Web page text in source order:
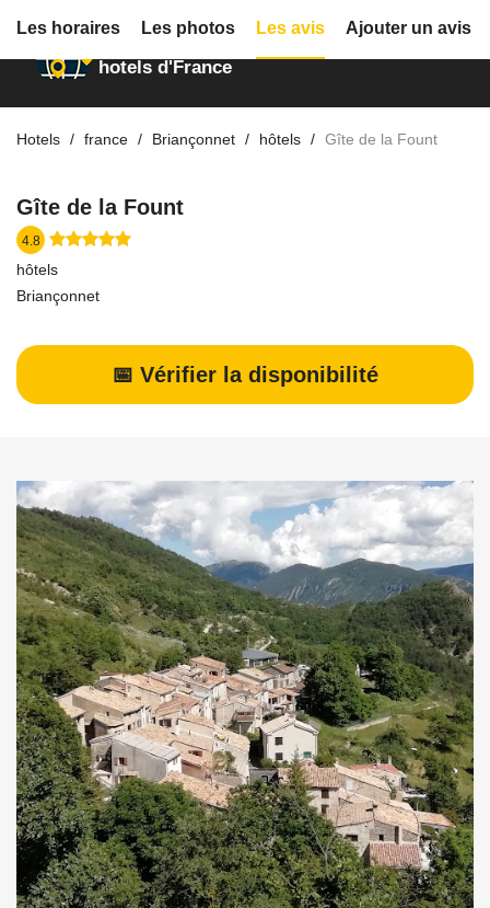
Annuaire des
hotels d'France
Hotels france Briançonnet hôtels Gîte de la Fount
Gîte de la Fount
4.8
hôtels
Briançonnet
📅 Vérifier la disponibilité
Les horaires Les photos Les avis Ajouter un avis